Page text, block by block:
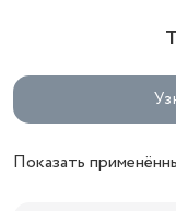
Показать